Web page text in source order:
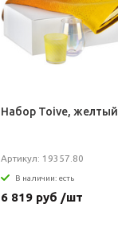
Набор Toive, желтый
Артикул: 19357.80
В наличии: есть
6 819 руб /шт